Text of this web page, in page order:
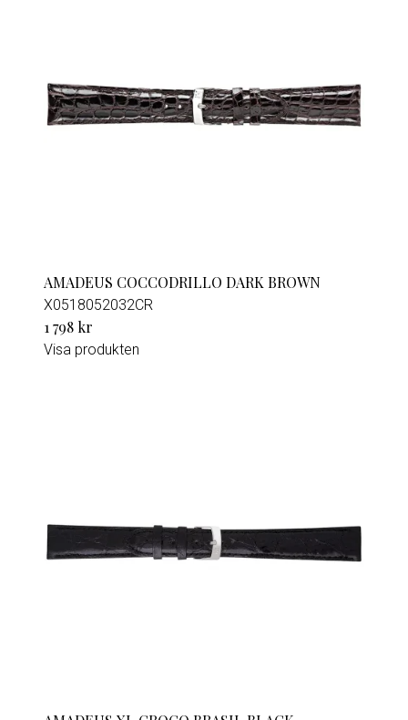
AMADEUS COCCODRILLO DARK BROWN
X0518052032CR
1 798 kr
Visa produkten